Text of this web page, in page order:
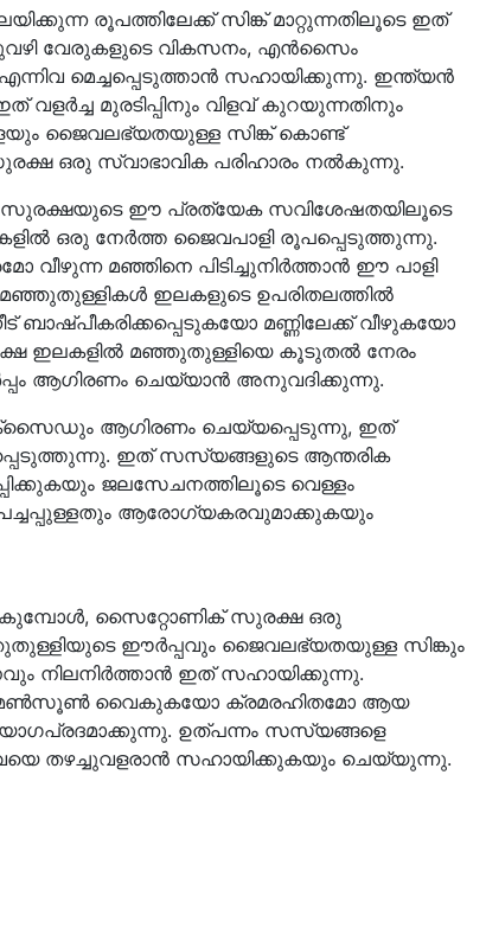
രൂപത്തിലേക്ക് സിങ്ക് മാറ്റുന്നതിലൂടെ ഇത്
വേരുകളുടെ വികസനം, എന്‍സൈം
മെച്ചപ്പെടുത്താന്‍ സഹായിക്കുന്നു. ഇന്ത്യന്‍
വളര്‍ച്ച മുരടിപ്പിനും വിളവ് കുറയുന്നതിനും
ജൈവലഭ്യതയുള്ള സിങ്ക് കൊണ്ട്
ഒരു സ്വാഭാവിക പരിഹാരം നല്‍കുന്നു.
ഈ പ്രത്യേക സവിശേഷതയിലൂടെ
ഒരു നേർത്ത ജൈവപാളി രൂപപ്പെടുത്തുന്നു.
മഞ്ഞിനെ പിടിച്ചുനിർത്താൻ ഈ പാളി
ഇലകളുടെ ഉപരിതലത്തില്‍
ബാഷ്പീകരിക്കപ്പെടുകയോ മണ്ണിലേക്ക് വീഴുകയോ
ഇലകളില്‍ മഞ്ഞുതുള്ളിയെ കൂടുതല്‍ നേരം
ആഗിരണം ചെയ്യാൻ അനുവദിക്കുന്നു.
ആഗിരണം ചെയ്യപ്പെടുന്നു, ഇത്
ഇത് സസ്യങ്ങളുടെ ആന്തരിക
ജലസേചനത്തിലൂടെ വെള്ളം
ആരോഗ്യകരവുമാക്കുകയും
സൈറ്റോണിക് സുരക്ഷ ഒരു
ഈർപ്പവും ജൈവലഭ്യതയുള്ള സിങ്കും
നിലനിർത്താൻ ഇത് സഹായിക്കുന്നു.
മൺസൂൺ വൈകുകയോ ക്രമരഹിതമോ ആയ
ഉത്പന്നം സസ്യങ്ങളെ
തഴച്ചുവളരാൻ സഹായിക്കുകയും ചെയ്യുന്നു.